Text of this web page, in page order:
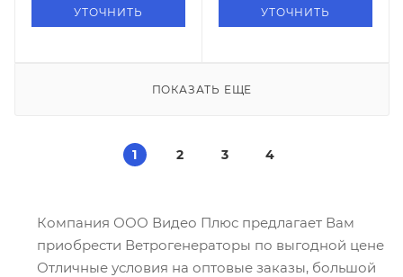
УТОЧНИТЬ УТОЧНИТЬ
ПОКАЗАТЬ ЕЩЕ
1 2 3 4
Компания ООО Видео Плюс предлагает Вам
приобрести Ветрогенераторы по выгодной цене
Отличные условия на оптовые заказы, большой